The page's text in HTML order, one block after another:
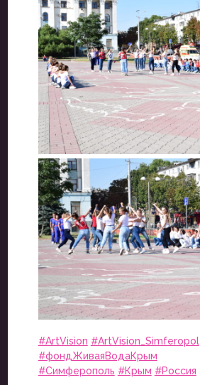
#ArtVision #ArtVision_Simferopol
#фондЖиваяВодаКрым
#Симферополь #Крым #Россия